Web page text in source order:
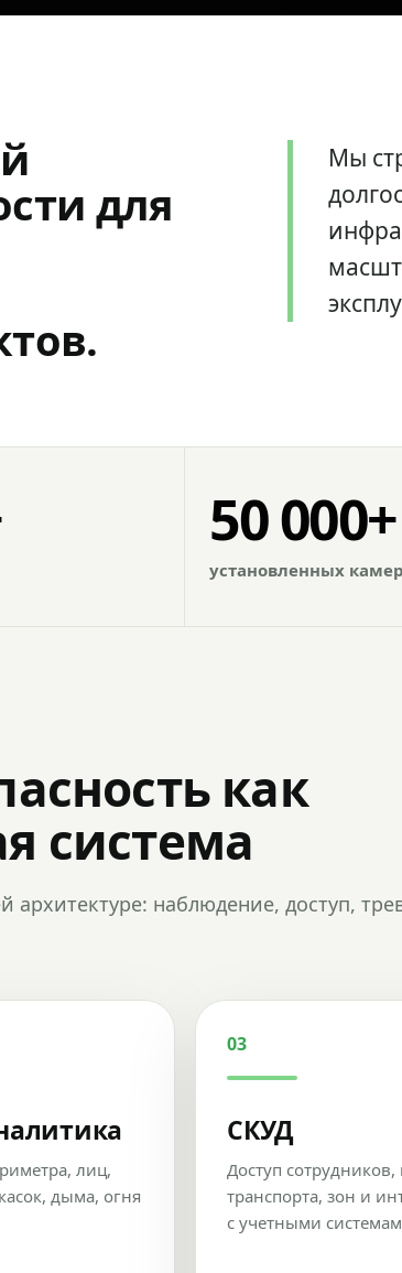
для
Мы
50 000+
установленных камер
как
система
наблюдение, доступ,
лиц,
дыма, огня
03
СКУД
Доступ сотрудников,
транспорта, зон и
с учетными